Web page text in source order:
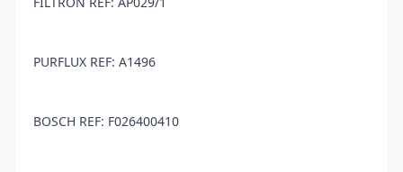
PURFLUX REF: A1496
BOSCH REF: F026400410